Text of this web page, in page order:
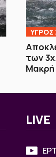
ΥΓΡΟΣ
των
LIVE